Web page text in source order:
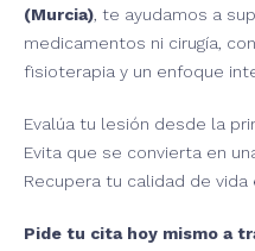
(Murcia) , te ayudamos a
medicamentos ni cirugía,
fisioterapia y un enfoque
Evalúa tu lesión desde la
Evita que se convierta en
Recupera tu calidad de vida
Pide tu cita hoy mismo a